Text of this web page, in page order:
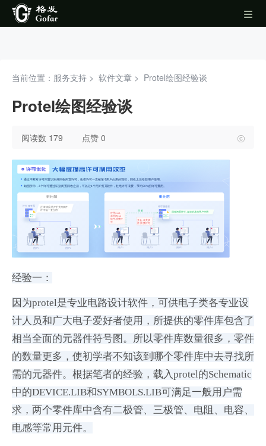
当前位置：服务支持 > 软件文章 > Protel绘图经验谈
Protel绘图经验谈
阅读数 179 点赞 0
经验一：
因为protel是专业电路设计软件，可供电子类各专业设
计人员和广大电子爱好者使用，所提供的零件库包含了
相当全面的元器件符号图。所以零件库数量很多，零件
的数量更多，使初学者不知该到哪个零件库中去寻找所
需的元器件。根据笔者的经验，载入protel的Schematic
中的DEVICE.LIB和SYMBOLS.LIB可满足一般用户需
求，两个零件库中含有二极管、三极管、电阻、电容、
电感等常用元件。